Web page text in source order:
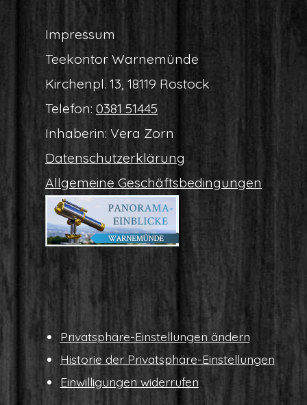
Impres­sum
Tee­kon­tor Warnemünde
Kir­chen­pl. 13, 18119 Rostock
Tele­fon: 0381 51445
Inha­be­rin: Vera Zorn
Daten­schutz­er­klä­rung
All­ge­mei­ne Geschäftsbedingungen
Pri­vat­sphä­re-Ein­stel­lun­gen ändern
His­to­rie der Privatsphäre-Einstellungen
Ein­wil­li­gun­gen widerrufen